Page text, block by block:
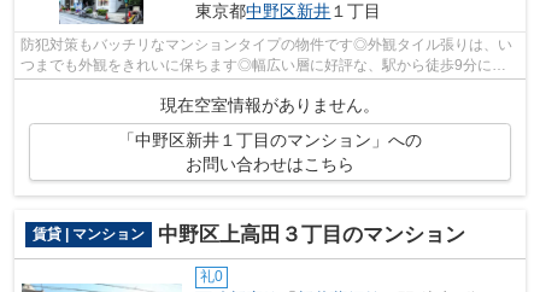
東京都中野区新井 １丁目
防犯対策もバッチリなマンションタイプの物件です◎外観タイル張りは、い
つまでも外観をきれいに保ちます◎幅広い層に好評な、駅から徒歩9分に立
地する物件です◎3駅以上利用可物件なので...
現在空室情報がありません。
「中野区新井１丁目のマンション」への
お問い合わせはこちら
賃貸 | マンション 中野区上高田３丁目のマンション
礼0